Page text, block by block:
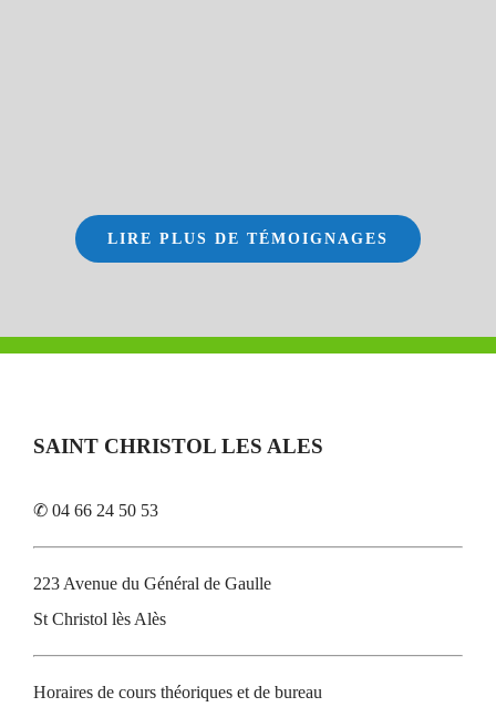
LIRE PLUS DE TÉMOIGNAGES
SAINT CHRISTOL LES ALES
✆ 04 66 24 50 53
223 Avenue du Général de Gaulle
St Christol lès Alès
Horaires de cours théoriques et de bureau